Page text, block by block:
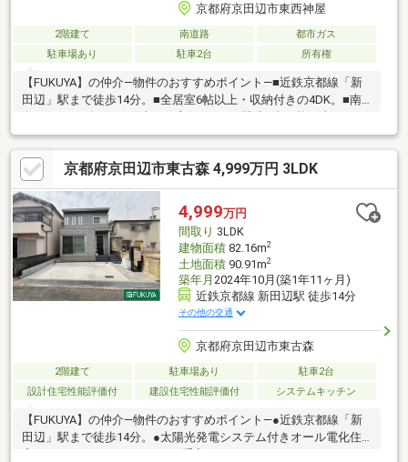
京都府京田辺市東西神屋
2階建て 南道路
都市ガス
駐車場あり
駐車2台 所有権
【FUKUYA】の仲介―物件のおすすめポイント―■近鉄京都線「新
田辺」駅まで徒歩14分。■全居室6帖以上・収納付きの4DK。■南
ります）■庭スペース付き◎現況空き家のためゆっくりご内覧可
能です！是非お気軽にお問合せください！◆近隣施設◆・業務ス
ーパー 京田辺店まで約1000m・セブンイレブン 京田辺河原店まで
約800m
京都府京田辺市東古森 4,999万円 3LDK
4,999万円
間取り 3LDK
建物面積82.16m2
土地面積90.91m2
築年月 2024年10月(築1年11ヶ月)
近鉄京都線 新田辺駅 徒歩14分
その他の交通
京都府京田辺市東古森
2階建て 駐車場あり
駐車2台
設計住宅性能評価付
建設住宅性能評価付 システムキッチン
【FUKUYA】の仲介―物件のおすすめポイント―●近鉄京都線「新
田辺」駅まで徒歩14分。●太陽光発電システム付きオール電化住